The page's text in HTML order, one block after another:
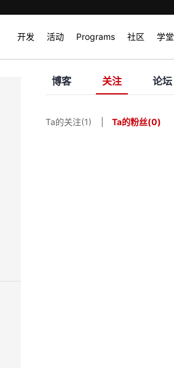
开发 活动 Programs 社区 学堂
博客 关注 论坛
Ta的关注(1) Ta的粉丝(0)